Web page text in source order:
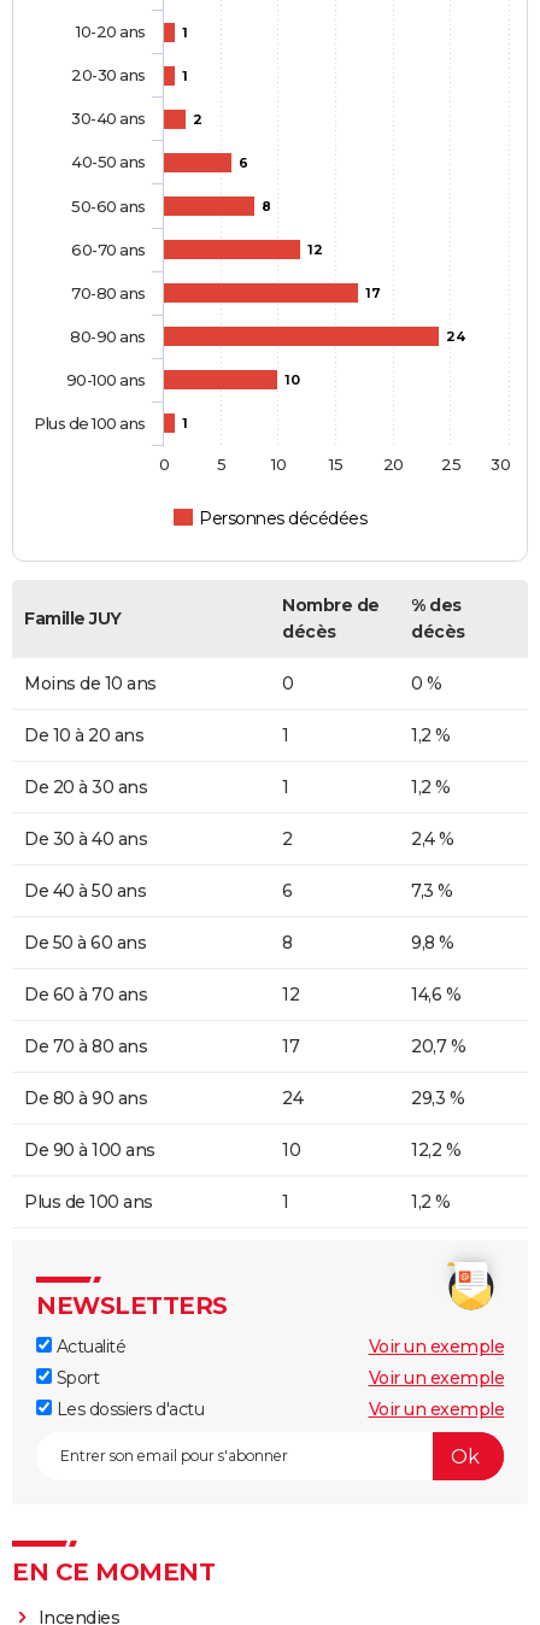
1
1
2
6
8
12
17
24
10
1
Personnes décédées
10-20 ans
20-30 ans
30-40 ans
40-50 ans
50-60 ans
60-70 ans
70-80 ans
80-90 ans
90-100 ans
Plus de 100 ans
0 5 10 15 20 25 30
Famille JUY
Nombre de
décès
% des
décès
Moins de 10 ans 0 0 %
De 10 à 20 ans 1 1,2 %
De 20 à 30 ans 1 1,2 %
De 30 à 40 ans 2 2,4 %
De 40 à 50 ans 6 7,3 %
De 50 à 60 ans 8 9,8 %
De 60 à 70 ans 12 14,6 %
De 70 à 80 ans 17 20,7 %
De 80 à 90 ans 24 29,3 %
De 90 à 100 ans 10 12,2 %
Plus de 100 ans 1 1,2 %
NEWSLETTERS
Actualité
Voir un exemple
Sport
Voir un exemple
Les dossiers d'actu
Voir un exemple
EN CE MOMENT
Incendies